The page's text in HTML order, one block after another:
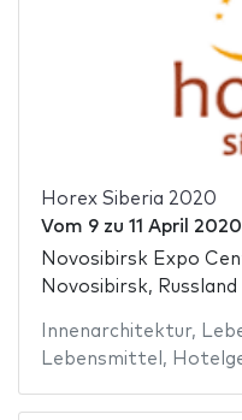
Horex Siberia 2020
Vom 9zu 11 April 2020
Novosibirsk Expo
Novosibirsk, Russland
Innenarchitektur,
Lebensmittel ,